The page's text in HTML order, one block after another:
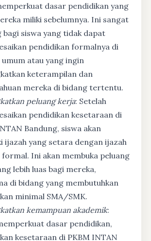
dasar pendidikan yang
miliki sebelumnya. Ini sangat
bagi siswa yang tidak dapat
pendidikan formalnya di
umum atau yang ingin
keterampilan dan
mereka di bidang tertentu.
peluang kerja: Setelah
pendidikan kesetaraan di
Bandung, siswa akan
ijazah yang setara dengan ijazah
formal. Ini akan membuka peluang
lebih luas bagi mereka,
di bidang yang membutuhkan
minimal SMA/SMK.
kemampuan akademik:
dasar pendidikan,
kesetaraan di PKBM INTAN